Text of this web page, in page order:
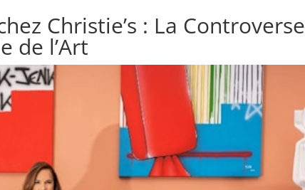
Christie’s : La Controverse
de l’Art